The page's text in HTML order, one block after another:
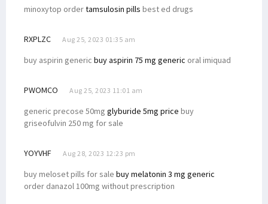
minoxytop ordertamsulosin pills best ed drugs
RXPLZC Aug 25, 2023 01:35 am
buy aspirin generic buy aspirin 75 mg generic oral imiquad
PWOMCO Aug 25, 2023 11:01 am
generic precose 50mg glyburide 5mg price buy
griseofulvin 250 mg for sale
YOYVHF Aug 28, 2023 12:23 pm
buy meloset pills for sale buy melatonin 3 mg generic
order danazol 100mg without prescription